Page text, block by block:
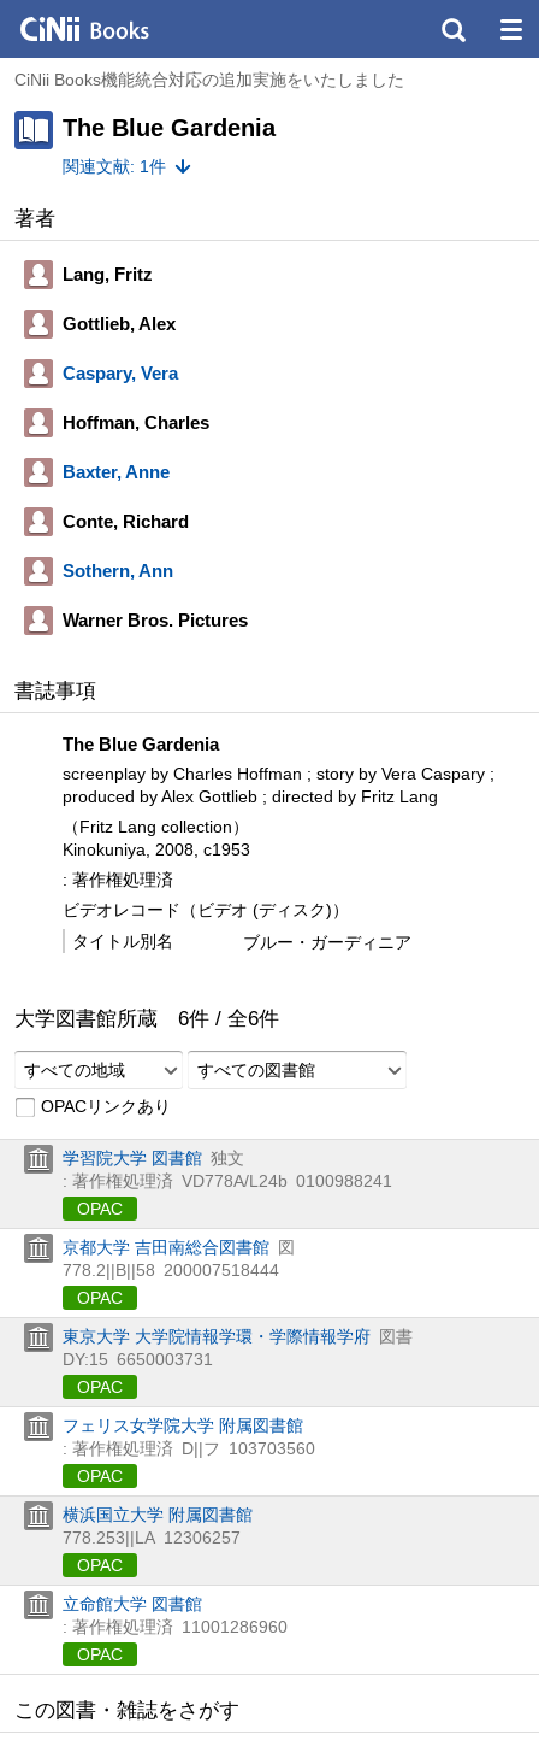
CiNii Books機能統合対応の追加実施をいたしました
The Blue Gardenia
関連文献: 1件
著者
Lang, Fritz
Gottlieb, Alex
Caspary, Vera
Hoffman, Charles
Baxter, Anne
Conte, Richard
Sothern, Ann
Warner Bros. Pictures
書誌事項
The Blue Gardenia
screenplay by Charles Hoffman ; story by Vera Caspary ;
produced by Alex Gottlieb ; directed by Fritz Lang
（Fritz Lang collection）
Kinokuniya, 2008, c1953
: 著作権処理済
ビデオレコード（ビデオ (ディスク)）
タイトル別名
ブルー・ガーディニア
大学図書館所蔵 6件 / 全6件
すべての地域
すべての図書館
OPACリンクあり
学習院大学 図書館 独文
: 著作権処理済 VD778A/L24b 0100988241
OPAC
京都大学 吉田南総合図書館 図
778.2||B||58 200007518444
OPAC
東京大学 大学院情報学環・学際情報学府 図書
DY:15 6650003731
OPAC
フェリス女学院大学 附属図書館
: 著作権処理済 D||フ
103703560
OPAC
横浜国立大学 附属図書館
778.253||LA 12306257
OPAC
立命館大学 図書館
: 著作権処理済 11001286960
OPAC
この図書・雑誌をさがす